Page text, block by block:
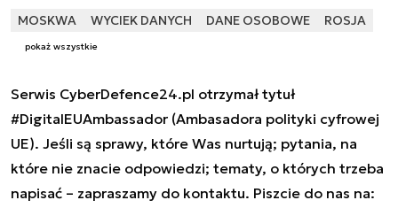
MOSKWA WYCIEK DANYCH DANE OSOBOWE ROSJA
pokaż wszystkie
Serwis CyberDefence24.pl otrzymał tytuł
#DigitalEUAmbassador (Ambasadora polityki cyfrowej
UE). Jeśli są sprawy, które Was nurtują; pytania, na
które nie znacie odpowiedzi; tematy, o których trzeba
napisać – zapraszamy do kontaktu. Piszcie do nas na: